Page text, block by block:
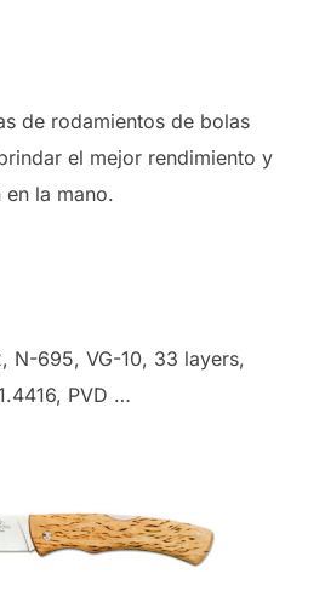
de rodamientos de bolas
el mejor rendimiento y
en la mano.
N-695, VG-10, 33 layers,
PVD …